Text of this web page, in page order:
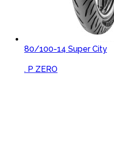
80/100-14 Super City
Brands Carousel
. P ZERO